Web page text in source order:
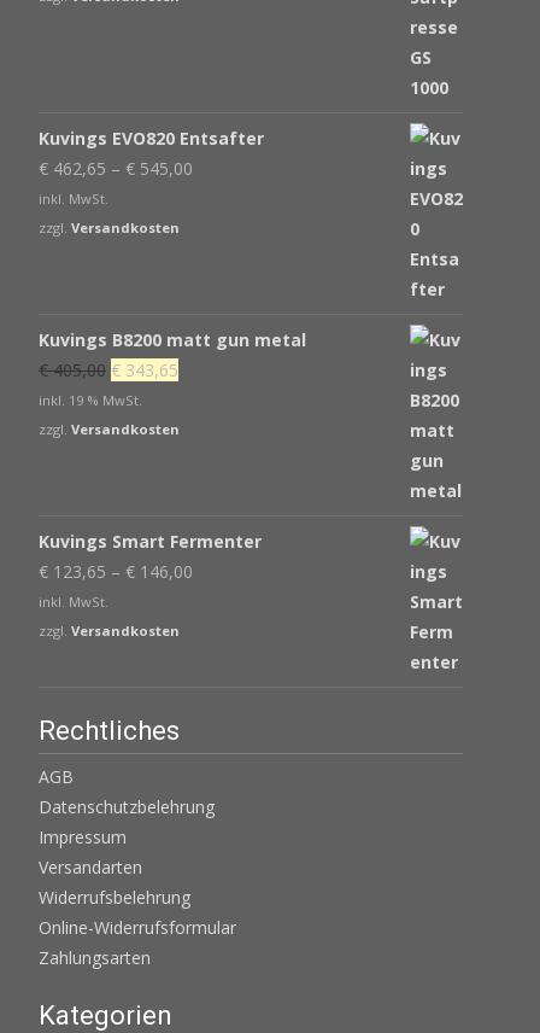
Kuvings EVO820 Entsafter
€ 462,65 – € 545,00
inkl. MwSt.
zzgl. Versandkosten
Kuvings B8200 matt gun metal
€405,00 Ursprünglicher
Preis
war:
€ 343,65
ist:
inkl. 19 % MwSt.
zzgl. Versandkosten
Kuvings Smart Fermenter
€ 123,65 – € 146,00
inkl. MwSt.
zzgl. Versandkosten
Rechtliches
AGB
Datenschutzbelehrung
Impressum
Versandarten
Widerrufsbelehrung
Online-Widerrufsformular
Zahlungsarten
Kategorien